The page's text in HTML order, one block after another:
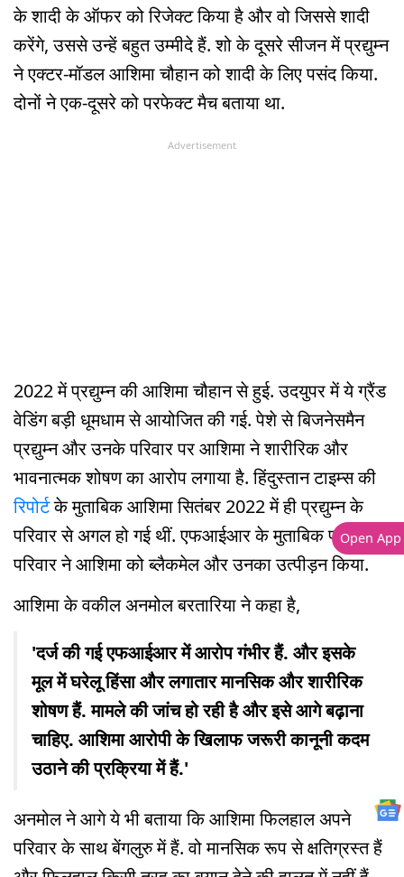
के शादी के ऑफर को रिजेक्ट किया है और वो जिससे शादी
करेंगे, उससे उन्हें बहुत उम्मीदे हैं. शो के दूसरे सीजन में प्रद्युम्न
ने एक्टर-मॉडल आशिमा चौहान को शादी के लिए पसंद किया.
दोनों ने एक-दूसरे को परफेक्ट मैच बताया था.
Advertisement
2022 में प्रद्युम्न की आशिमा चौहान से हुई. उदयुपर में ये ग्रैंड
वेडिंग बड़ी धूमधाम से आयोजित की गई. पेशे से बिजनेसमैन
प्रद्युम्न और उनके परिवार पर आशिमा ने शारीरिक और
भावनात्मक शोषण का आरोप लगाया है. हिंदुस्तान टाइम्स की
रिपोर्टके मुताबिक आशिमा सितंबर 2022 में ही प्रद्युम्न के
परिवार से अगल हो गई थीं. एफआईआर के मुताबिक प्रद्युम्न के
परिवार ने आशिमा को ब्लैकमेल और उनका उत्पीड़न किया.
आशिमा के वकील अनमोल बरतारिया ने कहा है,
'दर्ज की गई एफआईआर में आरोप गंभीर हैं. और इसके
मूल में घरेलू हिंसा और लगातार मानसिक और शारीरिक
शोषण हैं. मामले की जांच हो रही है और इसे आगे बढ़ाना
चाहिए. आशिमा आरोपी के खिलाफ जरूरी कानूनी कदम
उठाने की प्रक्रिया में हैं.'
अनमोल ने आगे ये भी बताया कि आशिमा फिलहाल अपने
परिवार के साथ बेंगलुरु में हैं. वो मानसिक रूप से क्षतिग्रस्त हैं
Open App